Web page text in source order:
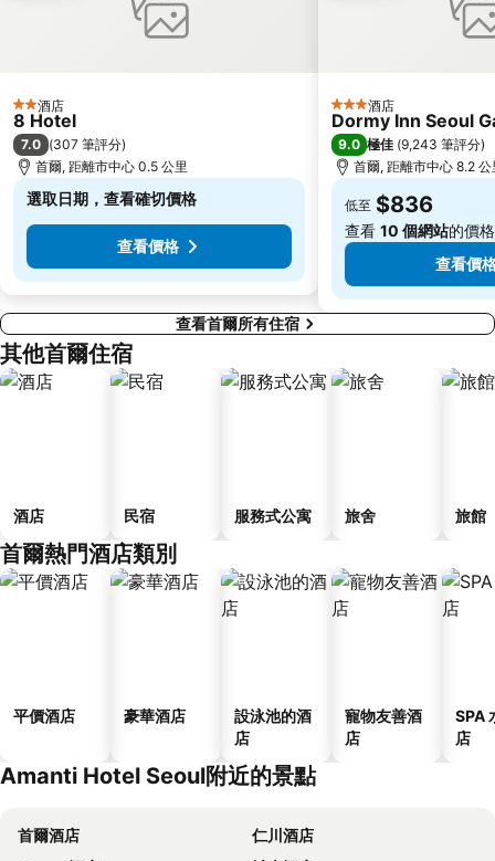
Jamsil
East gate
Yangjae
木洞棒球場
2 星級
酒店
8 Hotel
7.0 (307 筆評分)
首爾, 距離市中心 0.5 公里
選取日期，查看確切價格
查看價格
3 星級酒店
Dormy Inn Seoul
9.0 極佳 (9,243 筆評分)
首爾, 距離市中心 8.2 公
低至 $836
查看 10 個網站的價格
查看價
查看首爾所有住宿
其他首爾住宿
酒店 民宿 服務式公寓 旅舍 旅館
首爾熱門酒店類別
平價酒店 豪華酒店
設泳池的酒
店
寵物友善酒
店
SPA
店
Amanti Hotel Seoul附近的景點
首爾酒店
仁川酒店